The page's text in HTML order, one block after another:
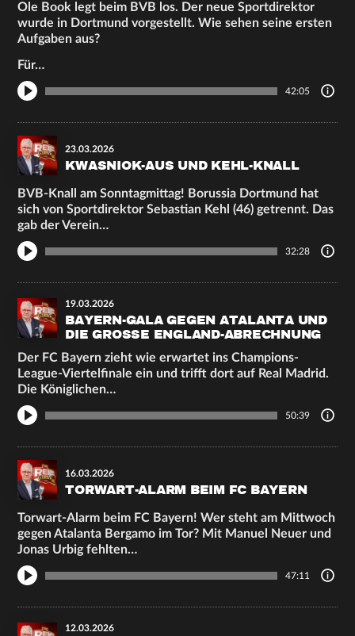
Ole Book legt beim BVB los. Der neue Sportdirektor
wurde in Dortmund vorgestellt. Wie sehen seine ersten
Aufgaben aus?
Für…
42:05
23.03.2026
KWASNIOK-AUS UND KEHL-KNALL
BVB-Knall am Sonntagmittag! Borussia Dortmund hat
sich von Sportdirektor Sebastian Kehl (46) getrennt. Das
gab der Verein…
32:28
19.03.2026
BAYERN-GALA GEGEN ATALANTA UND
DIE GROSSE ENGLAND-ABRECHNUNG
Der FC Bayern zieht wie erwartet ins Champions-
League-Viertelfinale ein und trifft dort auf Real Madrid.
Die Königlichen…
50:39
16.03.2026
TORWART-ALARM BEIM FC BAYERN
Torwart-Alarm beim FC Bayern! Wer steht am Mittwoch
gegen Atalanta Bergamo im Tor? Mit Manuel Neuer und
Jonas Urbig fehlten…
47:11
12.03.2026